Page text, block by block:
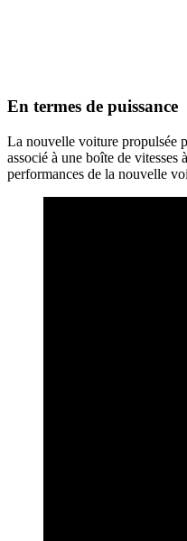
En termes de puissance
La nouvelle voiture propulsée
associé à une boîte de
performances de la nouvelle